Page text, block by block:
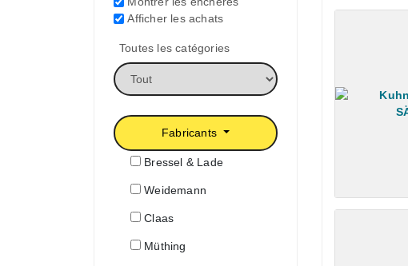
Afficher les achats
Toutes les catégories
Fabricants
Bressel & Lade
Weidemann
Claas
Müthing